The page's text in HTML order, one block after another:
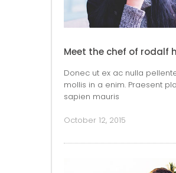
Meet the chef of rodalf
Donec ut ex ac nulla
mollis in a enim. Praesent
sapien mauris
October 12, 2015